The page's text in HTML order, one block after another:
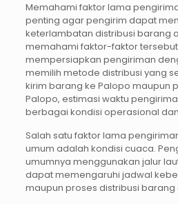
Memahami faktor lama
penting agar pengirim dapat
keterlambatan distribusi barang
memahami faktor-faktor
mempersiapkan pengiriman
memilih metode distribusi yang
kirim barang ke Palopo maupun
Palopo, estimasi waktu
berbagai kondisi operasional
Salah satu faktor lama
umum adalah kondisi cuaca.
umumnya menggunakan jalur
dapat memengaruhi jadwal
maupun proses distribusi barang